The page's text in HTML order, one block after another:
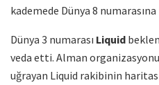
kademede Dünya 8
Dünya 3 numarası Liquid
veda etti. Alman organizasyonu
uğrayan Liquid rakibinin